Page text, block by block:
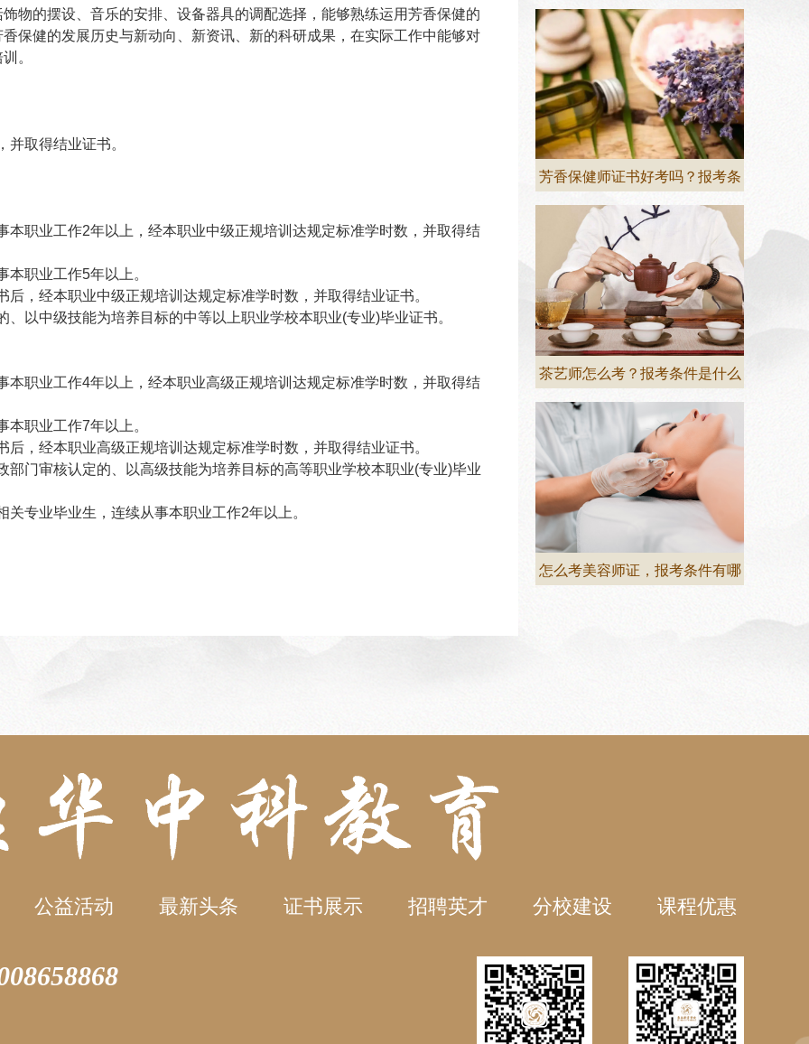
的摆设、音乐的安排、设备器具的调配选择，能够熟练运用芳香保健的
保健的发展历史与新动向、新资讯、新的科研成果，在实际工作中能够对
。
取得结业证书。
业工作2年以上，经本职业中级正规培训达规定标准学时数，并取得结
职业工作5年以上。
经本职业中级正规培训达规定标准学时数，并取得结业证书。
中级技能为培养目标的中等以上职业学校本职业(专业)毕业证书。
业工作4年以上，经本职业高级正规培训达规定标准学时数，并取得结
职业工作7年以上。
经本职业高级正规培训达规定标准学时数，并取得结业证书。
审核认定的、以高级技能为培养目标的高等职业学校本职业(专业)毕业
业毕业生，连续从事本职业工作2年以上。
芳香保健师证书好考吗？报考条
茶艺师怎么考？报考条件是什么
怎么考美容师证，报考条件有哪
公益活动 最新头条 证书展示 招聘英才 分校建设 课程优惠